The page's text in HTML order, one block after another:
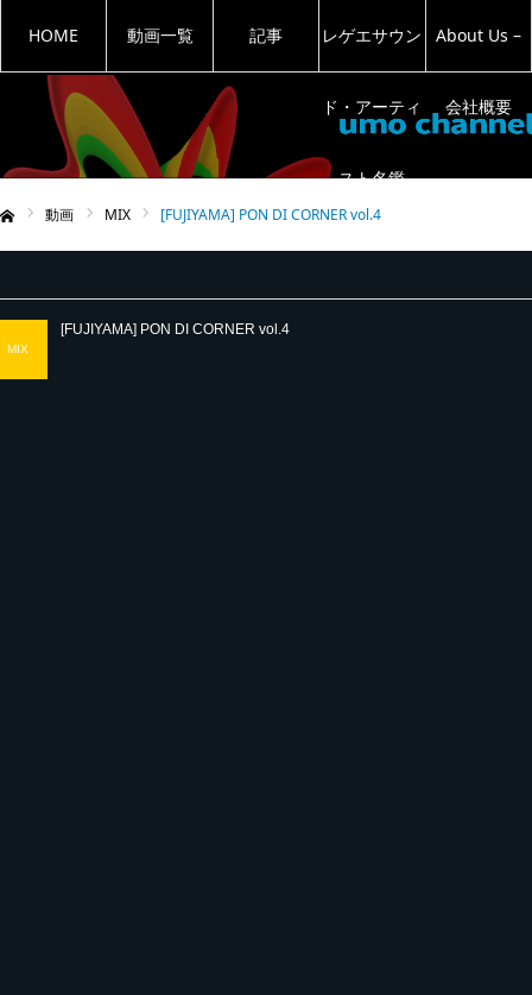
HOME 動画一覧 記事 レゲエサウン
ド・アーティ
スト名鑑
About Us –
会社概要
動画 MIX [FUJIYAMA] PON DI CORNER vol.4
MIX
[FUJIYAMA] PON DI CORNER vol.4